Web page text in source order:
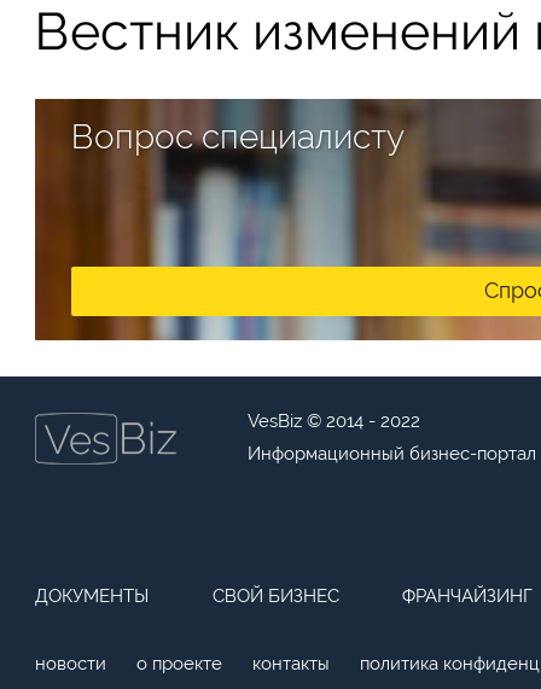
Вестник изменений
Вопрос специалисту
VesBiz © 2014 - 2022
Информационный бизнес-портал
ДОКУМЕНТЫ СВОЙ БИЗНЕС ФРАНЧАЙЗИНГ
новости о проекте контакты политика